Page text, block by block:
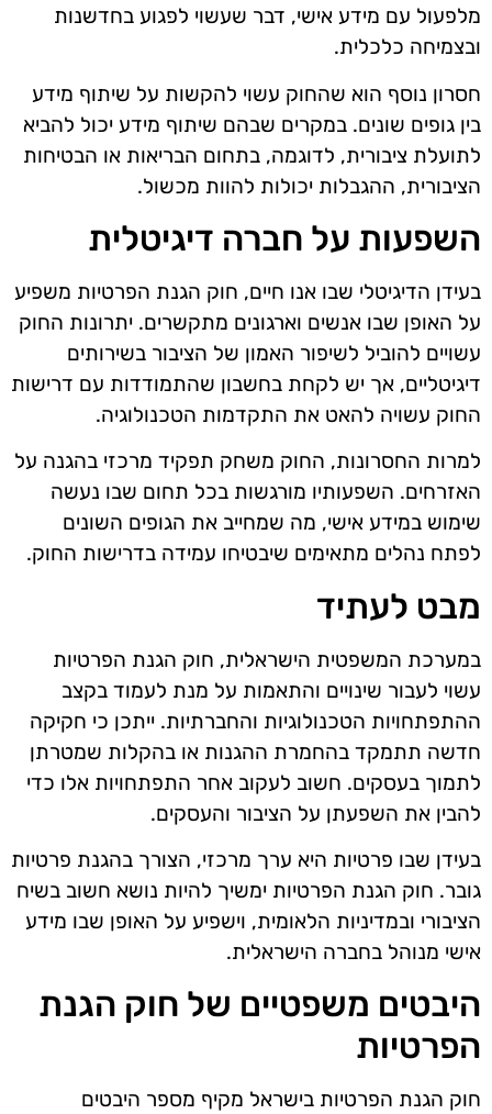
מלפעול עם מידע אישי, דבר שעשוי לפגוע בחדשנות
ובצמיחה כלכלית.
חסרון נוסף הוא שהחוק עשוי להקשות על שיתוף מידע
בין גופים שונים. במקרים שבהם שיתוף מידע יכול להביא
לתועלת ציבורית, לדוגמה, בתחום הבריאות או הבטיחות
הציבורית, ההגבלות יכולות להוות מכשול.
השפעות על חברה דיגיטלית
בעידן הדיגיטלי שבו אנו חיים, חוק הגנת הפרטיות משפיע
על האופן שבו אנשים וארגונים מתקשרים. יתרונות החוק
עשויים להוביל לשיפור האמון של הציבור בשירותים
דיגיטליים, אך יש לקחת בחשבון שהתמודדות עם דרישות
החוק עשויה להאט את התקדמות הטכנולוגיה.
למרות החסרונות, החוק משחק תפקיד מרכזי בהגנה על
האזרחים. השפעותיו מורגשות בכל תחום שבו נעשה
שימוש במידע אישי, מה שמחייב את הגופים השונים
לפתח נהלים מתאימים שיבטיחו עמידה בדרישות החוק.
מבט לעתיד
במערכת המשפטית הישראלית, חוק הגנת הפרטיות
עשוי לעבור שינויים והתאמות על מנת לעמוד בקצב
ההתפתחויות הטכנולוגיות והחברתיות. ייתכן כי חקיקה
חדשה תתמקד בהחמרת ההגנות או בהקלות שמטרתן
לתמוך בעסקים. חשוב לעקוב אחר התפתחויות אלו כדי
להבין את השפעתן על הציבור והעסקים.
בעידן שבו פרטיות היא ערך מרכזי, הצורך בהגנת פרטיות
גובר. חוק הגנת הפרטיות ימשיך להיות נושא חשוב בשיח
הציבורי ובמדיניות הלאומית, וישפיע על האופן שבו מידע
אישי מנוהל בחברה הישראלית.
היבטים משפטיים של חוק הגנת
הפרטיות
חוק הגנת הפרטיות בישראל מקיף מספר היבטים